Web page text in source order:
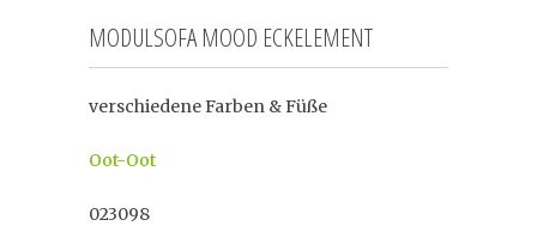
MODULSOFA MOOD ECKELEMENT
verschiedene Farben & Füße
Oot-Oot
023098